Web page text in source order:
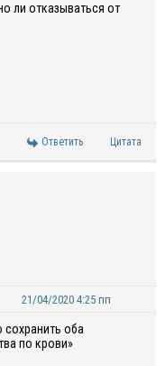
ли отказываться от
Ответить Цитата
21/04/2020 4:25 пп
оба
по крови»